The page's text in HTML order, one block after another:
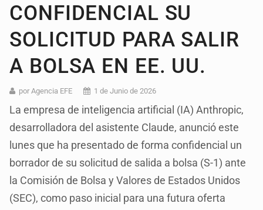
CONFIDENCIAL SU
SOLICITUD PARA SALIR
A BOLSA EN EE. UU.
por Agencia EFE 1 de Junio de 2026
La empresa de inteligencia artificial (IA) Anthropic,
desarrolladora del asistente Claude, anunció este
lunes que ha presentado de forma confidencial un
borrador de su solicitud de salida a bolsa (S-1) ante
la Comisión de Bolsa y Valores de Estados Unidos
(SEC), como paso inicial para una futura oferta